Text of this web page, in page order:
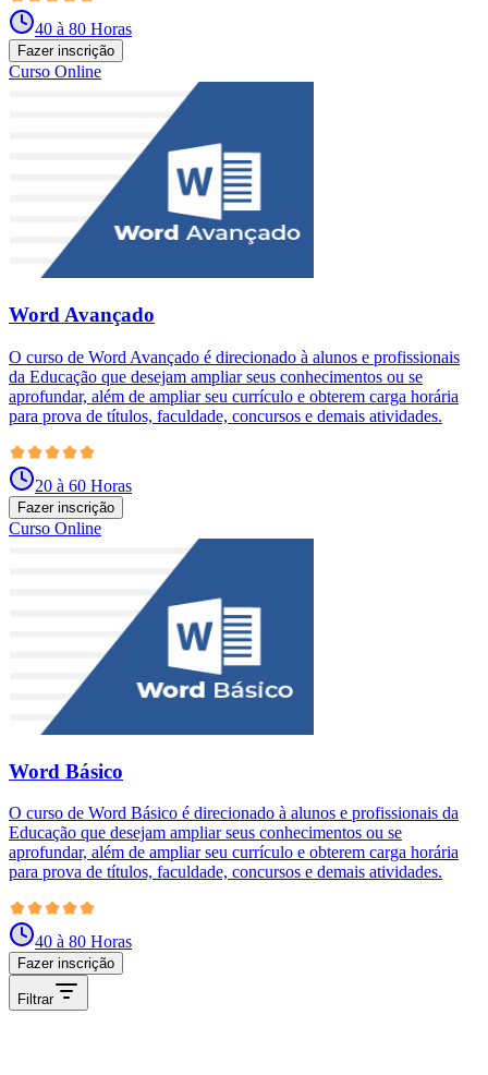
40 à 80 Horas
Fazer inscrição
Curso Online
Word Avançado
O curso de Word Avançado é direcionado à alunos e profissionais
da Educação que desejam ampliar seus conhecimentos ou se
aprofundar, além de ampliar seu currículo e obterem carga horária
para prova de títulos, faculdade, concursos e demais atividades.
20 à 60 Horas
Fazer inscrição
Curso Online
Word Básico
O curso de Word Básico é direcionado à alunos e profissionais da
Educação que desejam ampliar seus conhecimentos ou se
aprofundar, além de ampliar seu currículo e obterem carga horária
para prova de títulos, faculdade, concursos e demais atividades.
40 à 80 Horas
Fazer inscrição
Filtrar